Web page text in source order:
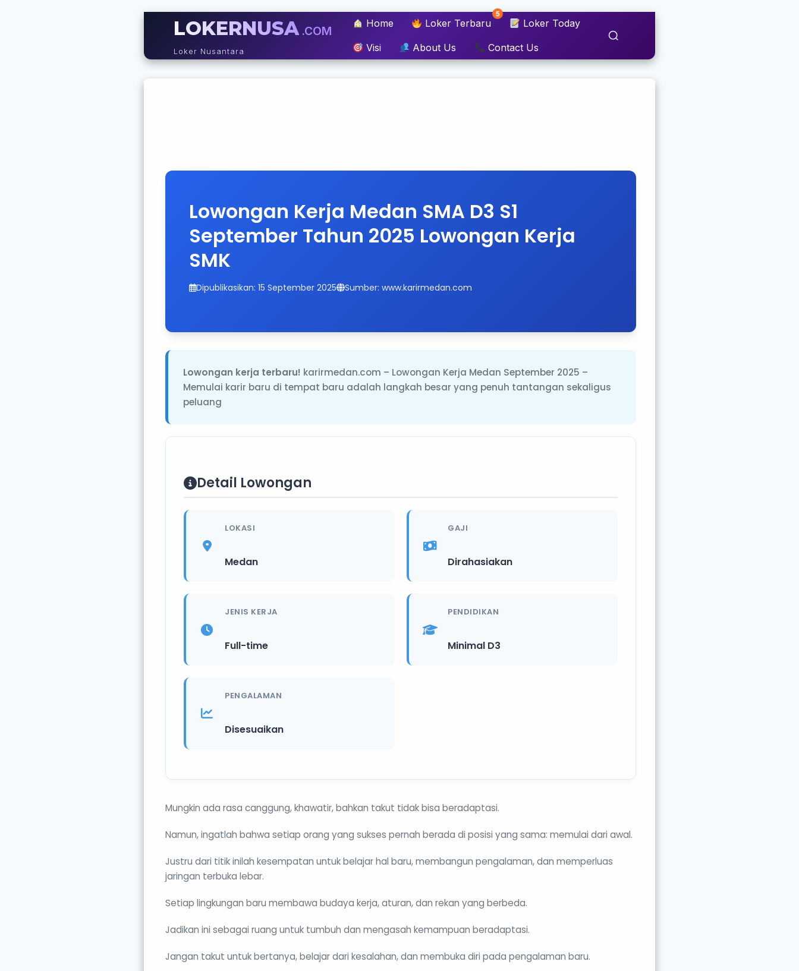
LOKERNUSA .COM
Loker Nusantara
Home Loker Terbaru
5
Loker Today
Visi About Us Contact Us
Lowongan Kerja Medan SMA D3 S1
September Tahun 2025 Lowongan Kerja
SMK
Dipublikasikan: 15 September 2025 Sumber: www.karirmedan.com
Lowongan kerja terbaru! karirmedan.com – Lowongan Kerja Medan September 2025 –
Memulai karir baru di tempat baru adalah langkah besar yang penuh tantangan sekaligus
peluang
Detail Lowongan
LOKASI
Medan
GAJI
Dirahasiakan
JENIS KERJA
Full-time
PENDIDIKAN
Minimal D3
PENGALAMAN
Disesuaikan
Mungkin ada rasa canggung, khawatir, bahkan takut tidak bisa beradaptasi.
Namun, ingatlah bahwa setiap orang yang sukses pernah berada di posisi yang sama: memulai dari awal.
Justru dari titik inilah kesempatan untuk belajar hal baru, membangun pengalaman, dan memperluas
jaringan terbuka lebar.
Setiap lingkungan baru membawa budaya kerja, aturan, dan rekan yang berbeda.
Jadikan ini sebagai ruang untuk tumbuh dan mengasah kemampuan beradaptasi.
Jangan takut untuk bertanya, belajar dari kesalahan, dan membuka diri pada pengalaman baru.